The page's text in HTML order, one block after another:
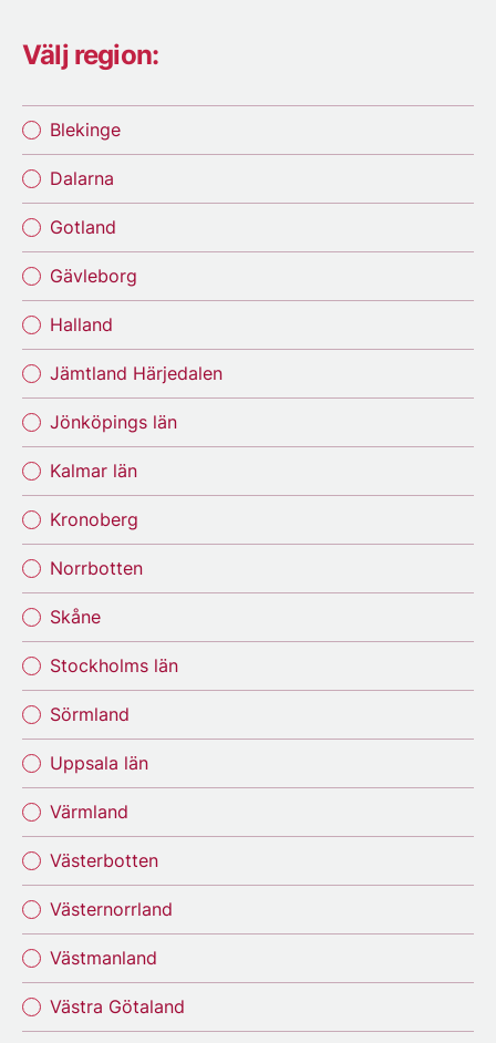
Välj region:
Blekinge
Dalarna
Gotland
Gävleborg
Halland
Jämtland Härjedalen
Jönköpings län
Kalmar län
Kronoberg
Norrbotten
Skåne
Stockholms län
Sörmland
Uppsala län
Värmland
Västerbotten
Västernorrland
Västmanland
Västra Götaland